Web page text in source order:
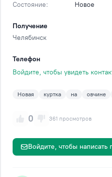
Состояние:
Новое
Получение
Челябинск
Телефон
Войдите, чтобы увидеть
Новая куртка на овчине
0 361 просмотров
Войдите, чтобы написать